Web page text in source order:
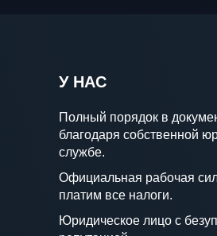
У НАС
Полный порядок в
благодаря собственной
службе.
Официальная рабочая
платим все налоги.
Юридическое лицо с